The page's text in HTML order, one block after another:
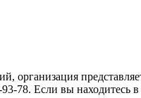
организация
78. Если вы находитесь